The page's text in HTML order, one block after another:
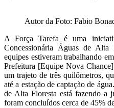
Autor da Foto: Fabio
A Força Tarefa é uma
Concessionária Águas de
equipes estiveram trabalhando
Prefeitura [Equipe Nova
um trajeto de três quilômetros,
até a estação de captação de
de Alta Floresta está fazendo a
foram concluídos cerca de 45%